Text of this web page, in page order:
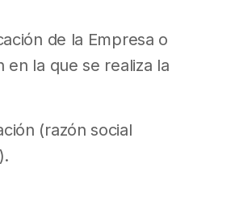
de la Empresa o
en la que se realiza la
(razón social